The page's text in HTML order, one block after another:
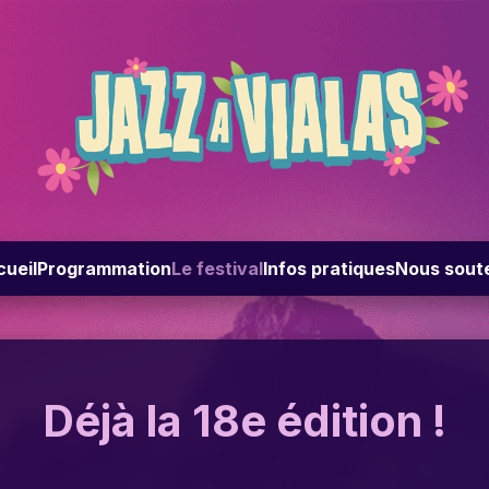
ProgrammationLe festivalInfos pratiquesNous
Déjà la 18e édition !